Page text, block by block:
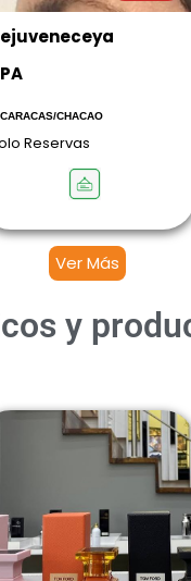
CARACAS/CHACAO
Reservas
Ver Más
y